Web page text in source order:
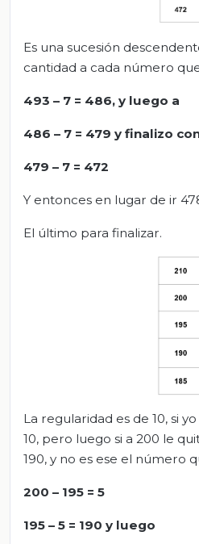
Es una sucesión
cantidad a cada número
493 – 7 = 486, y luego a
486 – 7 = 479 y finalizo
479 – 7 = 472
Y entonces en lugar de ir
El último para finalizar.
La regularidad es de 10, si
10, pero luego si a 200 le
190, y no es ese el número
200 – 195 = 5
195 – 5 = 190 y luego